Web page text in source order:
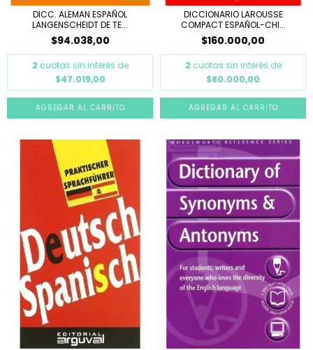
DICC. ALEMAN ESPAÑOL
LANGENSCHEIDT DE TE...
$94.038,00
2 cuotas sin interés de
$47.019,00
DICCIONARIO LAROUSSE
COMPACT ESPAÑOL-CHI...
$160.000,00
2 cuotas sin interés de
$80.000,00